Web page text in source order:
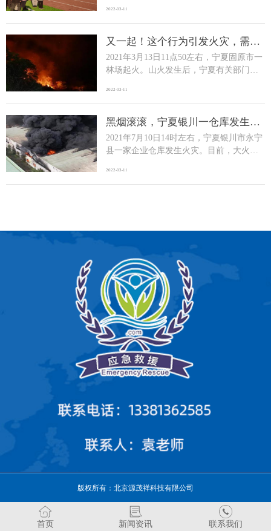
火，人人有责”为主题冬季森林草原防火宣
传活动。活动中，学校开展了“森林防火、
人人有责”为主题的安全教育课，组织师生
2022-03-11
又一起！这个行为引发火灾，需负
刑责！
2021年3月13日11点50左右，宁夏固原市一
林场起火。山火发生后，宁夏有关部门立
人受伤，过火面积约4000亩，其中林地120
亩，其余为荒草地。经调查，起火原因为
附近群众上坟引起，九名涉事人员已于13
2022-03-11
黑烟滚滚，宁夏银川一仓库发生火
灾
2021年7月10日14时左右，宁夏银川市永宁
县一家企业仓库发生火灾。目前，大火仍
2022-03-11
版权所有：北京源茂祥科技有限公司
首页 新闻资讯 联系我们